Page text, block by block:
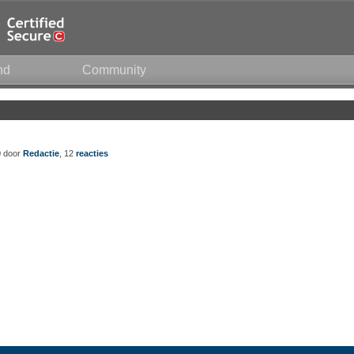
Community
door Redactie , 12 reacties